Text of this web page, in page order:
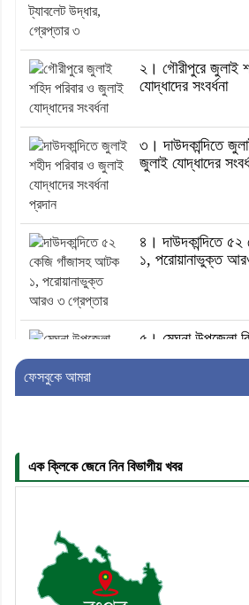
২। গৌরীপুরে জুলাই
যোদ্ধাদের সংবর্ধনা
৩। দাউদকান্দিতে
জুলাই যোদ্ধাদের
৪। দাউদকান্দিতে
১, পরোয়ানাভুক্ত
৫। মেঘনা উপজেলা
সচিব হলেন
কমিটির মাসিক সভা
ফেসবুকে আমরা
এক ক্লিকে জেনে নিন বিভাগীয় খবর